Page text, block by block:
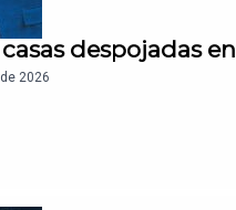
despojadas
2026